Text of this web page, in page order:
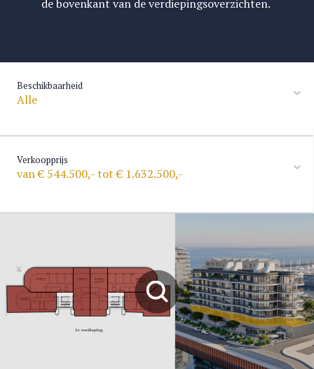
de bovenkant van de verdiepingsoverzichten.
Beschikbaarheid
Alle
Verkoopprijs
van € 544.500,- tot € 1.632.500,-